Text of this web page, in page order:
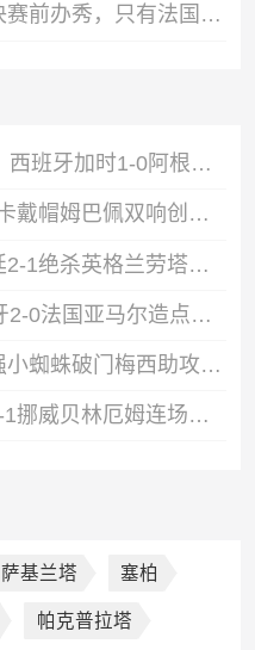
时尚国度！在世界杯决赛前办秀，只有法国人敢这么做！
时隔16年夺世界杯冠军！西班牙加时1-0阿根廷费兰制胜恩佐染红
英格兰6-4法国获季军萨卡戴帽姆巴佩双响创纪录奥利塞2助+失良机
连续两届进决赛！阿根廷2-1绝杀英格兰劳塔罗恩佐破门梅西两助攻
时隔16年进决赛！西班牙2-0法国亚马尔造点奥亚萨瓦尔、波罗破门
阿根廷加时3-1瑞士进4强小蜘蛛破门梅西助攻麦卡恩博洛假摔染红
晋级四强！英格兰加时2-1挪威贝林厄姆连场双响谢尔德鲁普破门
萨基兰塔 塞柏
帕克普拉塔